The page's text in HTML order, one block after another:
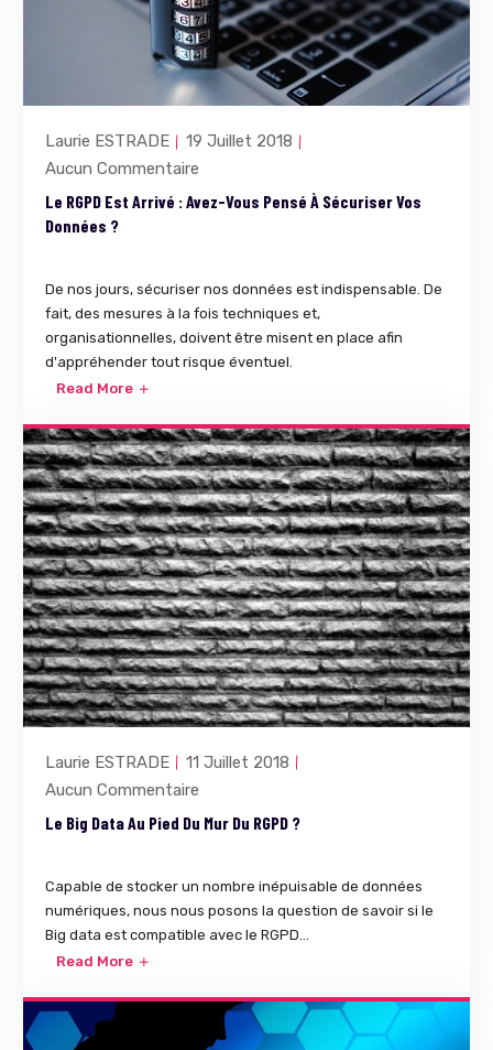
Laurie ESTRADE
19 Juillet 2018
Aucun Commentaire
Le RGPD Est Arrivé : Avez-Vous Pensé À Sécuriser Vos
Données ?
De nos jours, sécuriser nos données est indispensable. De
fait, des mesures à la fois techniques et,
organisationnelles, doivent être misent en place afin
d'appréhender tout risque éventuel.
Read More
Laurie ESTRADE
11 Juillet 2018
Aucun Commentaire
Le Big Data Au Pied Du Mur Du RGPD ?
Capable de stocker un nombre inépuisable de données
numériques, nous nous posons la question de savoir si le
Big data est compatible avec le RGPD...
Read More